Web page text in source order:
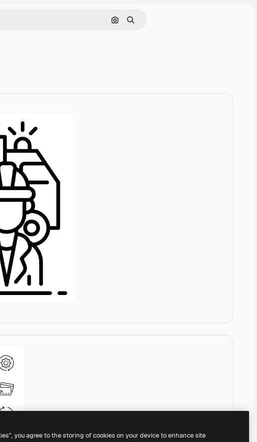
Zoeken op afbeelding
Zoeken
you agree to the storing of cookies on your device to enhance site